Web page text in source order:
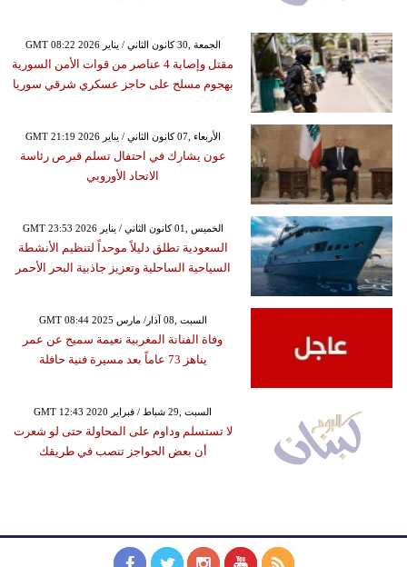
GMT 08:22 2026 الجمعة ,30 كانون الثاني / يناير
مقتل وإصابة 4 عناصر من قوات الأمن السورية
بهجوم مسلح على حاجز عسكري شرقي سوريا
GMT 21:19 2026 الأربعاء ,07 كانون الثاني / يناير
عون يشارك في احتفال تسلم قبرص رئاسة
الاتحاد الأوروبي
GMT 23:53 2026 الخميس ,01 كانون الثاني / يناير
السعودية تطلق دليلاً موحداً لتنظيم الأنشطة
السياحية الساحلية وتعزيز جاذبية البحر الأحمر
GMT 08:44 2025 السبت ,08 آذار/ مارس
وفاة الفنانة المغربية نعيمة سميح عن عمر
يناهز 73 عاماً بعد مسيرة فنية حافلة
GMT 12:43 2020 السبت ,29 شباط / فبراير
لا تستسلم وداوم على المحاولة حتى لو شعرت
أن بعض الحواجز تنصب في طريقك